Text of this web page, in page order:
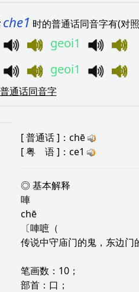
che1 时的普通话同音字有(对
geoi1
geoi1
通话同音字
[普通话]：chē
[粤 语]：ce1
◎ 基本解释
唓
chē
〔唓嗻（
传说中守庙门的鬼，东边门
笔画数：10；
部首：口；